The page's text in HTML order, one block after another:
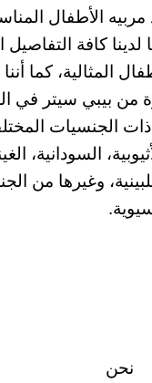
مربيه الأطفال
لدينا كافة التفاصيل
المثالية، كما
من بيبي سيتر في
الجنسيات
السودانية،
وغيرها من
نحن